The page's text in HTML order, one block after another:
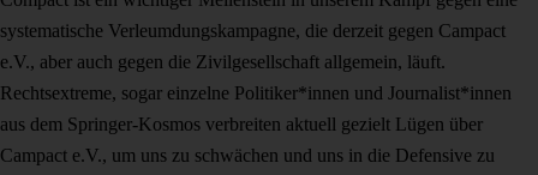
systematische Verleumdungskampagne, die derzeit gegen Campact
e.V., aber auch gegen die Zivilgesellschaft allgemein, läuft.
Rechtsextreme, sogar einzelne Politiker*innen und Journalist*innen
aus dem Springer-Kosmos verbreiten aktuell gezielt Lügen über
Campact e.V., um uns zu schwächen und uns in die Defensive zu